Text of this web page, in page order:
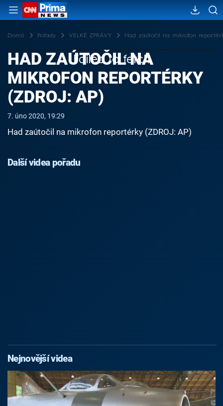
Domů Pořady VELKÉ ZPRÁVY Had zaútočil na mikrofon
Failed to fetch
HAD ZAÚTOČIL NA
MIKROFON REPORTÉRKY
(ZDROJ: AP)
7. úno 2020, 19:29
Had zaútočil na mikrofon reportérky (ZDROJ: AP)
Další videa pořadu
Nejnovější videa